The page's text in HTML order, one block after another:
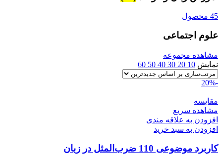
45 محصول
علوم اجتماعی
مشاهده مجموعه
نمایش 10
20
30
40
50
60
-20%
مقایسه
مشاهده سریع
افزودن به علاقه مندی
افزودن به سبد خرید
کاربرد موضوعی 110 ضرب‌المثل در زبان